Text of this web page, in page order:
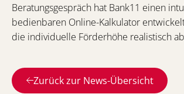
Beratungsgespräch hat Bank11 einen
bedienbaren Online-Kalkulator
die individuelle Förderhöhe realistisch
Zurück zur News-Übersicht